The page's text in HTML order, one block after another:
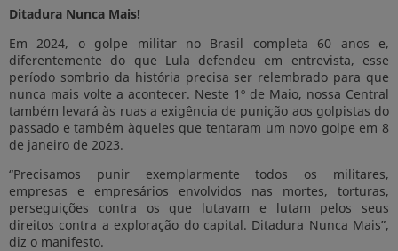
Ditadura Nunca Mais!
Em 2024, o golpe militar no Brasil completa 60 anos e,
diferentemente do que Lula defendeu em entrevista, esse
período sombrio da história precisa ser relembrado para que
nunca mais volte a acontecer. Neste 1º de Maio, nossa Central
também levará às ruas a exigência de punição aos golpistas do
passado e também àqueles que tentaram um novo golpe em 8
de janeiro de 2023.
“Precisamos punir exemplarmente todos os militares,
empresas e empresários envolvidos nas mortes, torturas,
perseguições contra os que lutavam e lutam pelos seus
direitos contra a exploração do capital. Ditadura Nunca Mais”,
diz o manifesto.